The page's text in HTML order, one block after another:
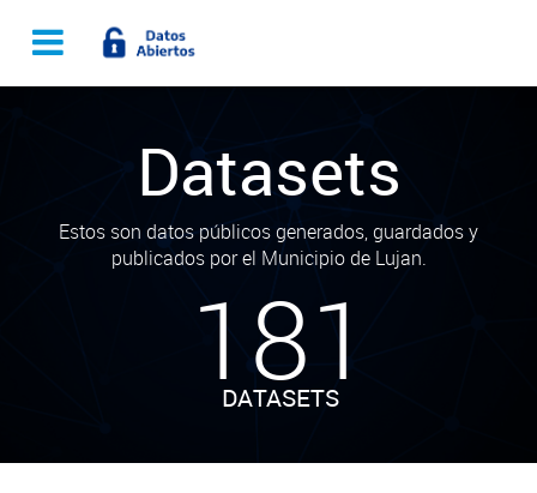
Datasets
Estos son datos públicos generados, guardados y
publicados por el Municipio de Lujan.
181
DATASETS